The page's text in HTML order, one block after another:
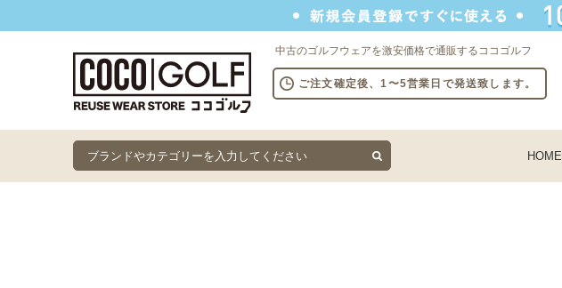
中古のゴルフウェアを激安価格で通販するココゴルフ
ご注文確定後、1〜5営業日で発送致します。
HOME